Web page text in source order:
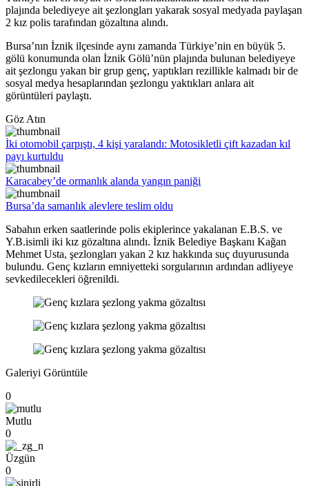
plajında belediyeye ait şezlongları yakarak sosyal medyada paylaşan
2 kız polis tarafından gözaltına alındı.
Bursa’nın İznik ilçesinde aynı zamanda Türkiye’nin en büyük 5.
gölü konumunda olan İznik Gölü’nün plajında bulunan belediyeye
ait şezlongu yakan bir grup genç, yaptıkları rezillikle kalmadı bir de
sosyal medya hesaplarından şezlongu yaktıkları anlara ait
görüntüleri paylaştı.
Göz Atın
İki otomobil çarpıştı, 4 kişi yaralandı: Motosikletli çift kazadan kıl
payı kurtuldu
Karacabey’de ormanlık alanda yangın paniği
Bursa’da samanlık alevlere teslim oldu
Sabahın erken saatlerinde polis ekiplerince yakalanan E.B.S. ve
Y.B.isimli iki kız gözaltına alındı. İznik Belediye Başkanı Kağan
Mehmet Usta, şezlongları yakan 2 kız hakkında suç duyurusunda
bulundu. Genç kızların emniyetteki sorgularının ardından adliyeye
sevkedilecekleri öğrenildi.
Galeriyi Görüntüle
0
Mutlu
0
Üzgün
0